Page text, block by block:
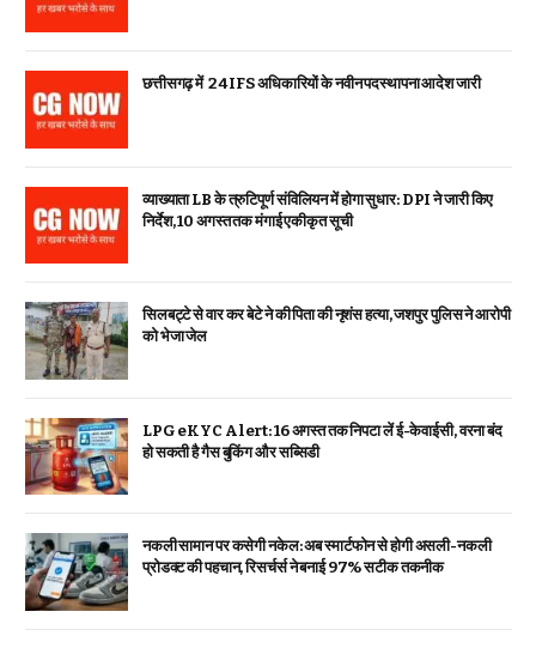
छत्तीसगढ़ में 24 IFS अधिकारियों के नवीन पदस्थापना आदेश जारी
व्याख्याता LB के त्रुटिपूर्ण संविलियन में होगा सुधार: DPI ने जारी किए
निर्देश, 10 अगस्त तक मंगाई एकीकृत सूची
सिलबट्टे से वार कर बेटे ने की पिता की नृशंस हत्या, जशपुर पुलिस ने आरोपी
को भेजा जेल
LPG eKYC Alert: 16 अगस्त तक निपटा लें ई-केवाईसी, वरना बंद
हो सकती है गैस बुकिंग और सब्सिडी
नकली सामान पर कसेगी नकेल: अब स्मार्टफोन से होगी असली-नकली
प्रोडक्ट की पहचान, रिसर्चर्स ने बनाई 97% सटीक तकनीक